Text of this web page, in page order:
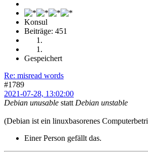
Konsul
Beiträge: 451
Gespeichert
Re: misread words
#1789
2021-07-28, 13:02:00
Debian unusable statt Debian unstable
(Debian ist ein linuxbasorenes
Einer Person gefällt das.